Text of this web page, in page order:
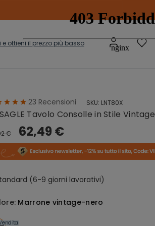
e ottieni il prezzo più basso
Scatole e
Contenitori
Grucce
23 Recensioni SKU: LNT80X
Tavolo Consolle in Stile Vintage
€ 62,49 €
(6-9 giorni lavorativi)
Marrone vintage-nero